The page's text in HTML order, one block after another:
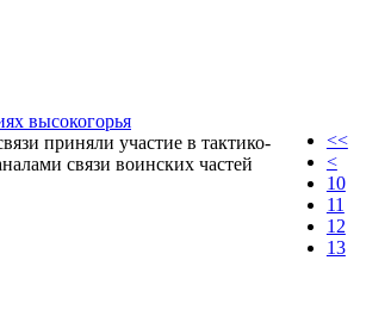
высокогорья
приняли участие в тактико-
связи воинских частей
<<
<
10
11
12
13